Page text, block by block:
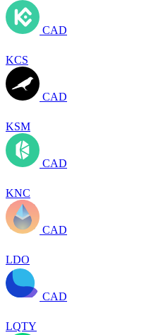
CAD
KCS
CAD
KSM
CAD
KNC
CAD
LDO
CAD
LQTY